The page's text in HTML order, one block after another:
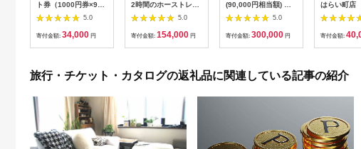
ト券（1000円券×9
枚） | 信州健康ランド
サウナ 大浴場 ボディ
ケア リラクゼーショ
5.0
寄付金額: 34,000 円
2時間のホーストレッ
キング 外乗ペア利用
券【平日限定】チケッ
ト 利用券 ペア 体験
5.0
寄付金額: 154,000 円
(90,000円相当額) ゴ
ルフ チケット 平日 土
日 祝日 プレー券 関東
群馬県 首都圏 F20E-
5.0
寄付金額: 300,000 円
はらい町店
肉御膳
寄付金額:
旅行・チケット・カタログの返礼品に関連している記事の紹介